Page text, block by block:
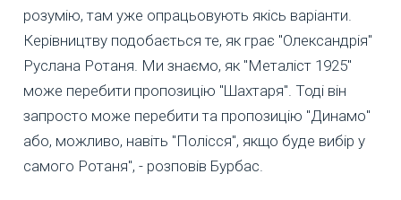
розумію, там уже опрацьовують якісь варіанти.
Керівництву подобається те, як грає "Олександрія"
Руслана Ротаня. Ми знаємо, як "Металіст 1925"
може перебити пропозицію "Шахтаря". Тоді він
запросто може перебити та пропозицію "Динамо"
або, можливо, навіть "Полісся", якщо буде вибір у
самого Ротаня", - розповів Бурбас.